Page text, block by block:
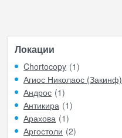
Локации
Chortocopy (1)
Агиос Николаос (Закинф)
Андрос (1)
Антикира (1)
Арахова (1)
Аргостоли (2)